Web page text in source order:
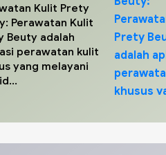
Kulit Prety
Perawatan Kulit
Beuty adalah
perawatan kulit
yang melayani